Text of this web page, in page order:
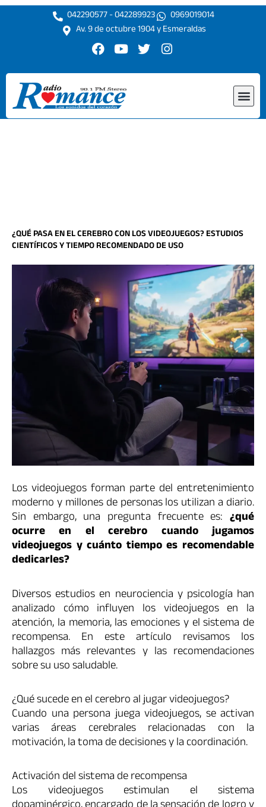
Ir
042290577 - 042289923
0969019014
Av. 9 de octubre 1904 y Esmeraldas
F
c
e
b
o
o
Y
u
t
u
b
e
T
i
r
I
s
r
¿QUÉ PASA EN EL CEREBRO CON LOS VIDEOJUEGOS? ESTUDIOS
CIENTÍFICOS Y TIEMPO RECOMENDADO DE USO
Los videojuegos forman parte del entretenimiento
moderno y millones de personas los utilizan a diario.
Sin embargo, una pregunta frecuente es: ¿qué
ocurre en el cerebro cuando jugamos
videojuegos y cuánto tiempo es recomendable
dedicarles?
Diversos estudios en neurociencia y psicología han
analizado cómo influyen los videojuegos en la
atención, la memoria, las emociones y el sistema de
recompensa. En este artículo revisamos los
hallazgos más relevantes y las recomendaciones
sobre su uso saludable.
¿Qué sucede en el cerebro al jugar videojuegos?
Cuando una persona juega videojuegos, se activan
varias áreas cerebrales relacionadas con la
motivación, la toma de decisiones y la coordinación.
Activación del sistema de recompensa
Los videojuegos estimulan el sistema